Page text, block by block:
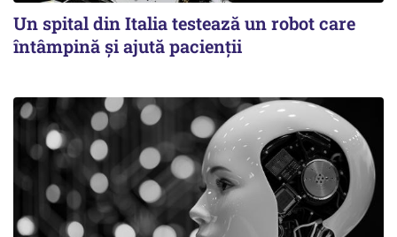
Un spital din Italia testează un robot care
întâmpină și ajută pacienții